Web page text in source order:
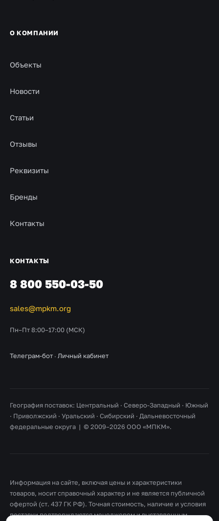
О КОМПАНИИ
Объекты
Новости
Статьи
Отзывы
Реквизиты
Бренды
Контакты
КОНТАКТЫ
8 800 550-03-50
sales@mpkm.org
Пн–Пт 8:00–17:00 (МСК)
Телеграм-бот · Личный кабинет
География поставок: Центральный · Северо-Западный · Южный
· Приволжский · Уральский · Сибирский · Дальневосточный
федеральные округа | © 2009–2026 ООО «МПКМ».
Информация на сайте, включая цены и характеристики
товаров, носит справочный характер и не является публичной
офертой (ст. 437 ГК РФ). Точная стоимость, наличие и условия
поставки подтверждаются менеджером и выставленным